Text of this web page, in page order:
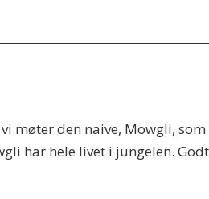
møter den naive, Mowgli,
har hele livet i jungelen.